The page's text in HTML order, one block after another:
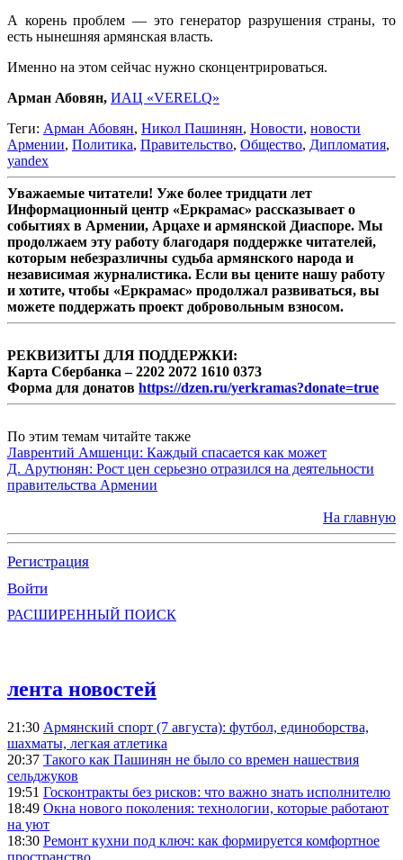
А корень проблем — это генератор разрушения страны, то
есть нынешняя армянская власть.
Именно на этом сейчас нужно сконцентрироваться.
Арман Абовян, ИАЦ «VERELQ»
Теги: Арман Абовян, Никол Пашинян, Новости, новости
Армении, Политика, Правительство, Общество, Дипломатия,
yandex
Уважаемые читатели! Уже более тридцати лет
Информационный центр «Еркрамас» рассказывает о
событиях в Армении, Арцахе и армянской Диаспоре. Мы
продолжаем эту работу благодаря поддержке читателей,
которым небезразличны судьба армянского народа и
независимая журналистика. Если вы цените нашу работу
и хотите, чтобы «Еркрамас» продолжал развиваться, вы
можете поддержать проект добровольным взносом.
РЕКВИЗИТЫ ДЛЯ ПОДДЕРЖКИ:
Карта Сбербанка – 2202 2072 1610 0373
Форма для донатов https://dzen.ru/yerkramas?donate=true
По этим темам читайте также
Лаврентий Амшенци: Каждый спасается как может
Д. Арутюнян: Рост цен серьезно отразился на деятельности
правительства Армении
На главную
Регистрация
Войти
РАСШИРЕННЫЙ ПОИСК
лента новостей
21:30 Армянский спорт (7 августа): футбол, единоборства,
шахматы, легкая атлетика
20:37 Такого как Пашинян не было со времен нашествия
сельджуков
19:51 Госконтракты без рисков: что важно знать исполнителю
18:49 Окна нового поколения: технологии, которые работают
на уют
18:30 Ремонт кухни под ключ: как формируется комфортное
пространство